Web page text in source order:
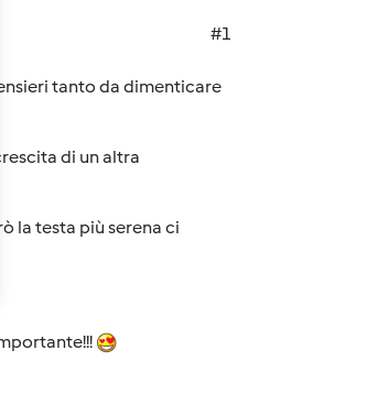
#1
tanto da dimenticare
di un altra
la testa più serena ci